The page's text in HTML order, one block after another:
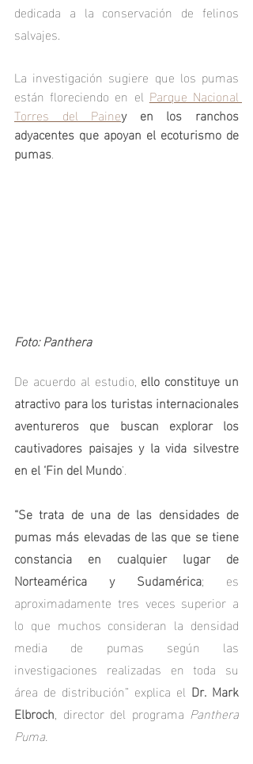
dedicada a la conservación de felinos
salvajes.
La investigación sugiere que los pumas
están floreciendo en el Parque Nacional
Torres del Painey en los ranchos
adyacentes que apoyan el ecoturismo de
pumas.
Foto: Panthera
De acuerdo al estudio, ello constituye un
atractivo para los turistas internacionales
aventureros que buscan explorar los
cautivadores paisajes y la vida silvestre
en el ‘Fin del Mundo’.
“Se trata de una de las densidades de
pumas más elevadas de las que se tiene
constancia en cualquier lugar de
Norteamérica y Sudamérica; es
aproximadamente tres veces superior a
lo que muchos consideran la densidad
media de pumas según las
investigaciones realizadas en toda su
área de distribución” explica el Dr. Mark
Elbroch, director del programa Panthera
Puma.